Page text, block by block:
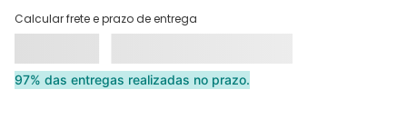
Calcular frete e prazo de entrega
97% das entregas realizadas no prazo.